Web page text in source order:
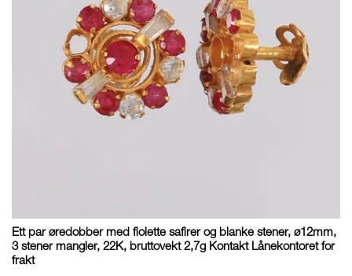
Ett par øredobber med fiolette safirer og blanke stener, ø12mm,
3 stener mangler, 22K, bruttovekt 2,7g Kontakt Lånekontoret for
frakt